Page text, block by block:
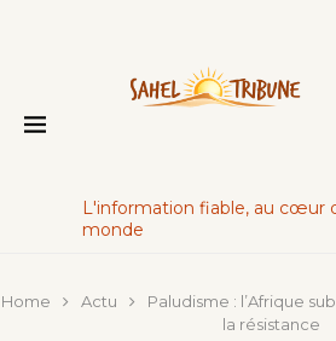
L'information fiable, au cœur
monde
Home Actu
Paludisme : l’Afrique
la résistance